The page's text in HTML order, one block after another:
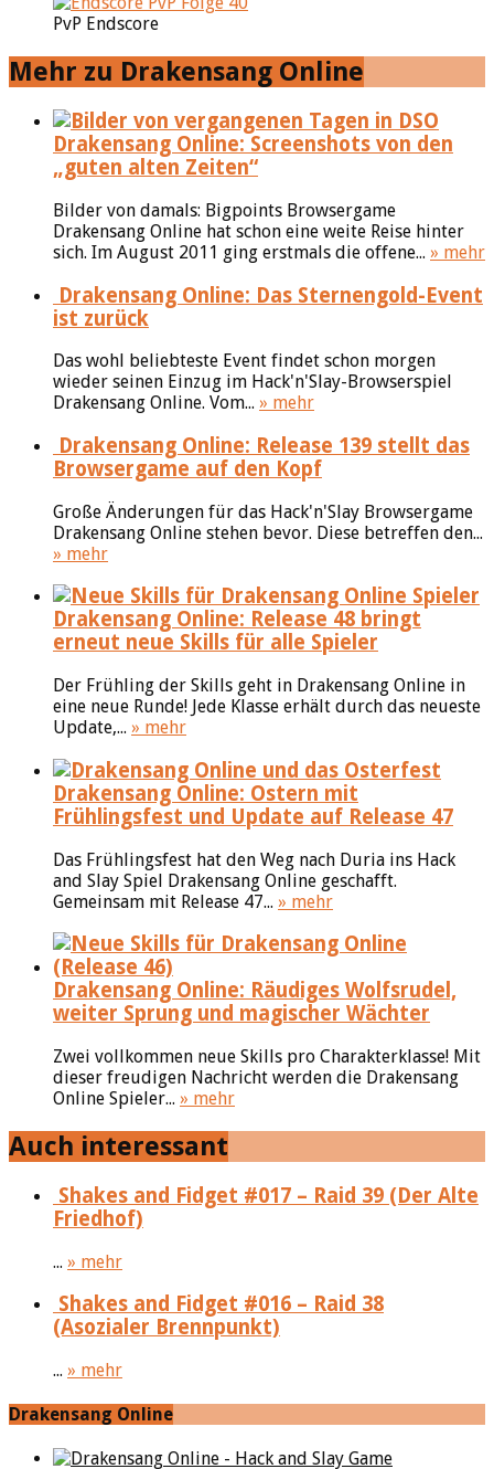
PvP Endscore
Mehr zu Drakensang Online
Drakensang Online: Screenshots von den
„guten alten Zeiten“
Bilder von damals: Bigpoints Browsergame
Drakensang Online hat schon eine weite Reise hinter
sich. Im August 2011 ging erstmals die offene... » mehr
Drakensang Online: Das Sternengold-Event
ist zurück
Das wohl beliebteste Event findet schon morgen
wieder seinen Einzug im Hack'n'Slay-Browserspiel
Drakensang Online. Vom... » mehr
Drakensang Online: Release 139 stellt das
Browsergame auf den Kopf
Große Änderungen für das Hack'n'Slay Browsergame
Drakensang Online stehen bevor. Diese betreffen den...
» mehr
Drakensang Online: Release 48 bringt
erneut neue Skills für alle Spieler
Der Frühling der Skills geht in Drakensang Online in
eine neue Runde! Jede Klasse erhält durch das neueste
Update,... » mehr
Drakensang Online: Ostern mit
Frühlingsfest und Update auf Release 47
Das Frühlingsfest hat den Weg nach Duria ins Hack
and Slay Spiel Drakensang Online geschafft.
Gemeinsam mit Release 47... » mehr
Drakensang Online: Räudiges Wolfsrudel,
weiter Sprung und magischer Wächter
Zwei vollkommen neue Skills pro Charakterklasse! Mit
dieser freudigen Nachricht werden die Drakensang
Online Spieler... » mehr
Auch interessant
Shakes and Fidget #017 – Raid 39 (Der Alte
Friedhof)
... » mehr
Shakes and Fidget #016 – Raid 38
(Asozialer Brennpunkt)
... » mehr
Drakensang Online